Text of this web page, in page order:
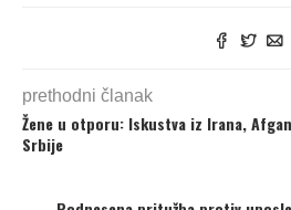
prethodni članak
Žene u otporu: Iskustva iz Irana,
Srbije